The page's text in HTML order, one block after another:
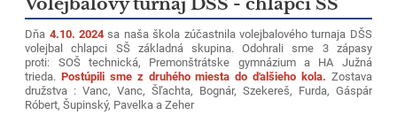
Dňa 4.10. 2024sa naša škola zúčastnila volejbalového turnaja DŠS
volejbal chlapci SŠ základná skupina. Odohrali sme 3 zápasy
proti: SOŠ technická, Premonštrátske gymnázium a HA Južná
trieda.Postúpili sme z druhého miesta do ďalšieho kola. Zostava
družstva : Vanc, Vanc, Šľachta, Bognár, Szekereš, Furda, Gáspár
Róbert, Šupinský, Pavelka a Zeher